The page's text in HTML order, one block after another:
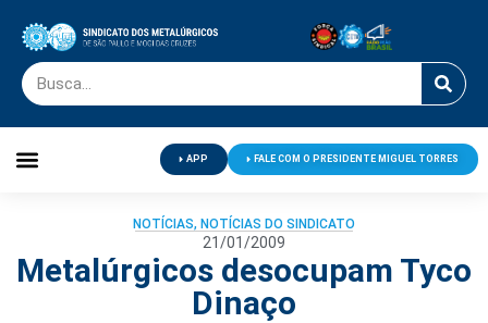
APP FALE COM O PRESIDENTE MIGUEL TORRES
NOTÍCIAS, NOTÍCIAS DO SINDICATO
21/01/2009
Metalúrgicos desocupam Tyco
Dinaço